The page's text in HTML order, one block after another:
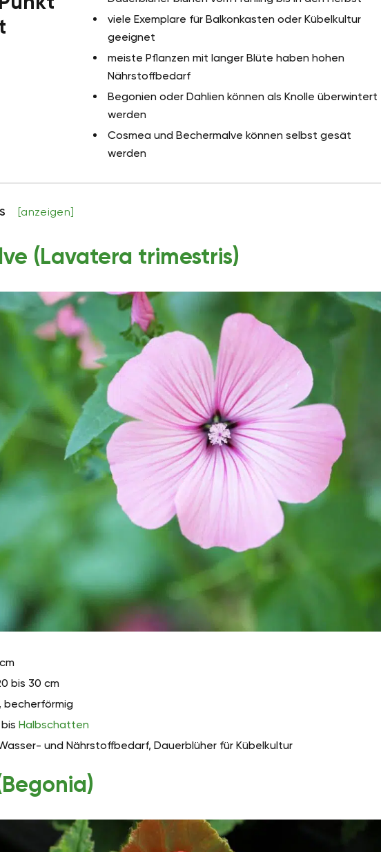
viele Exemplare für Balkonkasten oder Kübelkultur
geeignet
meiste Pflanzen mit langer Blüte haben hohen
Nährstoffbedarf
Begonien oder Dahlien können als Knolle überwintert
werden
Cosmea und Bechermalve können selbst gesät
werden
[anzeigen]
(Lavatera trimestris)
bis 30 cm
becherförmig
Halbschatten
und Nährstoffbedarf, Dauerblüher für Kübelkultur